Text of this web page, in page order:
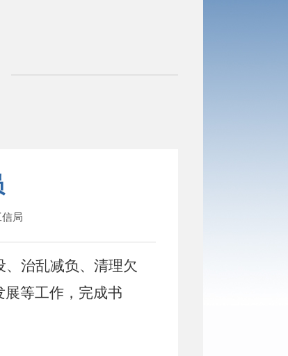
局
治乱减负、清理欠
等工作，完成书